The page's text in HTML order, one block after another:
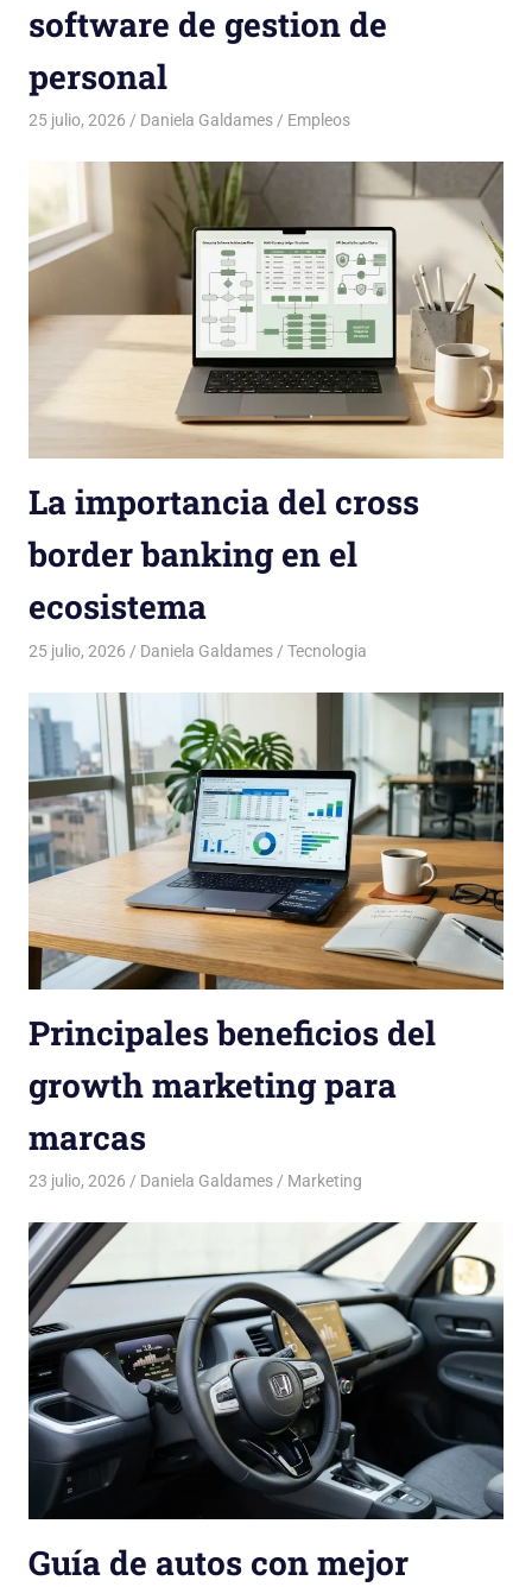
software de gestion de
personal
25 julio, 2026 Daniela Galdames Empleos
La importancia del cross
border banking en el
ecosistema
25 julio, 2026 Daniela Galdames Tecnologia
Principales beneficios del
growth marketing para
marcas
23 julio, 2026 Daniela Galdames Marketing
Guía de autos con mejor